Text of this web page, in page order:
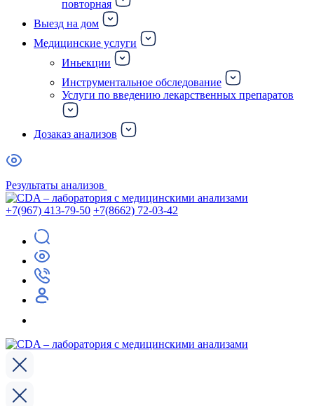
повторная
Выезд на дом
Медицинские услуги
Иньекции
Инструментальное обследование
Услуги по введению лекарственных препаратов
Дозаказ анализов
Результаты анализов
+7(967) 413-79-50 +7(8662) 72-03-42